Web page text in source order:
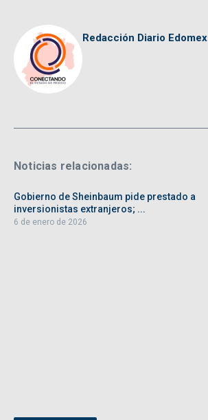
Redacción Diario Edomex
Noticias relacionadas:
Gobierno de Sheinbaum pide prestado a
inversionistas extranjeros; ...
6 de enero de 2026